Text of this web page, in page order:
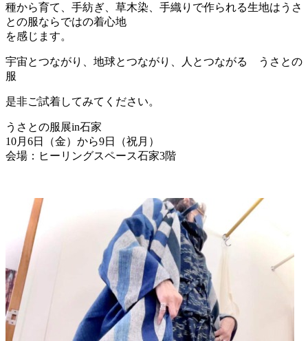
種から育て、手紡ぎ、草木染、手織りで作られる生地はうさ
との服ならではの着心地
を感じます。
宇宙とつながり、地球とつながり、人とつながる うさとの
服
是非ご試着してみてください。
うさとの服展in石家
10月6日（金）から9日（祝月）
会場：ヒーリングスペース石家3階